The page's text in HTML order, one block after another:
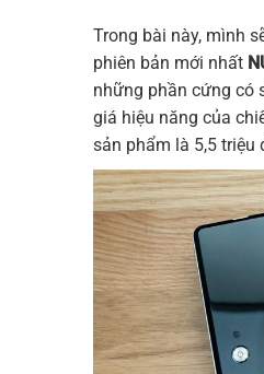
Trong bài này, mình
phiên bản mới nhất
những phần cứng có
giá hiệu năng của
sản phẩm là 5,5 triệu